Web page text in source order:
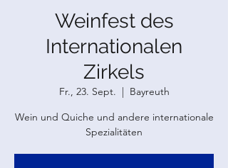
Weinfest des
Internationalen
Zirkels
Fr., 23. Sept.
  |
Bayreuth
Wein und Quiche und andere internationale